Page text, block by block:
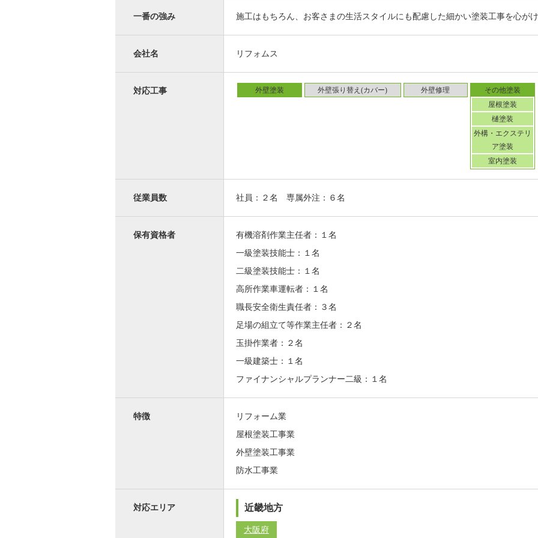
一番の強み 施工はもちろん、お客さまの生活スタイルにも配慮した細かい塗装工事を心が
会社名 リフォムス
対応工事 外壁塗装 外壁張り替え(カバー) 外壁修理
その他塗装
屋根塗装
樋塗装
外構・エクステリ
ア塗装
室内塗装
従業員数 社員：２名 専属外注：６名
保有資格者
有機溶剤作業主任者：１名
一級塗装技能士：１名
二級塗装技能士：１名
高所作業車運転者：１名
職長安全衛生責任者：３名
足場の組立て等作業主任者：２名
玉掛作業者：２名
一級建築士：１名
ファイナンシャルプランナー二級：１名
特徴
リフォーム業
屋根塗装工事業
外壁塗装工事業
防水工事業
対応エリア 近畿地方
大阪府